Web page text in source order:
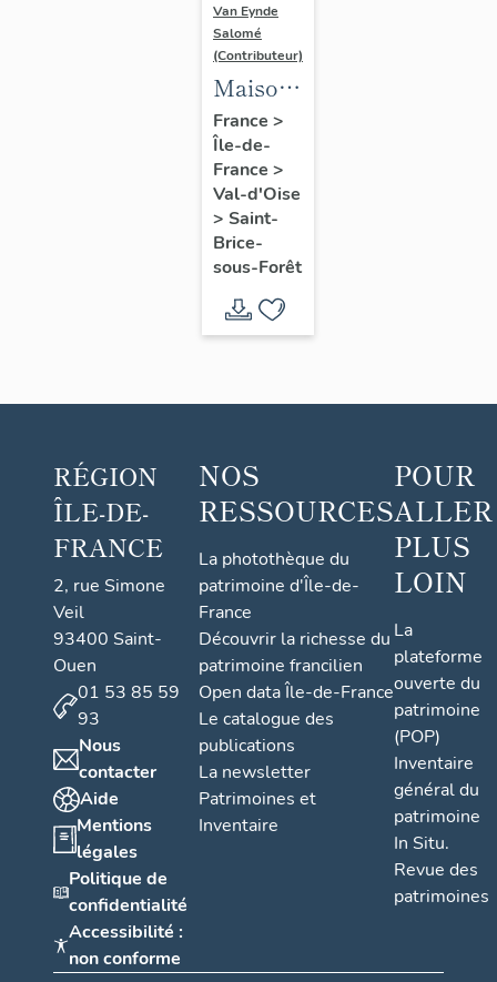
Van Eynde
Salomé
(Contributeur)
Maison
Marchand,
Saint
Brice
sous
Forêt
France >
Île-de-
France >
Val-d'Oise
> Saint-
Brice-
sous-Forêt
RÉGION
ÎLE-DE-
FRANCE
2, rue Simone
Veil
93400 Saint-
Ouen
01 53 85 59
93
Nous
contacter
Aide
Mentions
légales
Politique de
confidentialité
Accessibilité :
non conforme
NOS
RESSOURCES
La photothèque du
patrimoine d'Île-de-
France
Découvrir la richesse du
patrimoine francilien
Open data Île-de-France
Le catalogue des
publications
La newsletter
Patrimoines et
Inventaire
POUR
ALLER
PLUS
LOIN
La
plateforme
ouverte du
patrimoine
(POP)
Inventaire
général du
patrimoine
In Situ.
Revue des
patrimoines